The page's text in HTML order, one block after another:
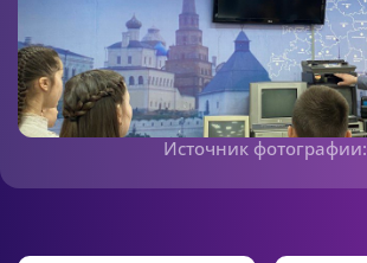
Источник фотографии: